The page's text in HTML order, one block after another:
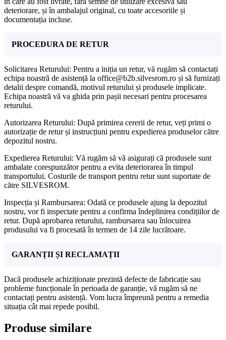
deteriorare, și în ambalajul original, cu toate accesoriile și
documentația incluse.
PROCEDURA DE RETUR
Solicitarea Returului: Pentru a iniția un retur, vă rugăm să contactați
echipa noastră de asistență la office@b2b.silvesrom.ro și să furnizați
detalii despre comandă, motivul returului și produsele implicate.
Echipa noastră vă va ghida prin pașii necesari pentru procesarea
returului.
Autorizarea Returului: După primirea cererii de retur, veți primi o
autorizație de retur și instrucțiuni pentru expedierea produselor către
depozitul nostru.
Expedierea Returului: Vă rugăm să vă asigurați că produsele sunt
ambalate corespunzător pentru a evita deteriorarea în timpul
transportului. Costurile de transport pentru retur sunt suportate de
către SILVESROM.
Inspecția și Rambursarea: Odată ce produsele ajung la depozitul
nostru, vor fi inspectate pentru a confirma îndeplinirea condițiilor de
retur. După aprobarea returului, rambursarea sau înlocuirea
produsului va fi procesată în termen de 14 zile lucrătoare.
GARANȚII ȘI RECLAMAȚII
Dacă produsele achiziționate prezintă defecte de fabricație sau
probleme funcționale în perioada de garanție, vă rugăm să ne
contactați pentru asistență. Vom lucra împreună pentru a remedia
situația cât mai repede posibil.
Produse similare